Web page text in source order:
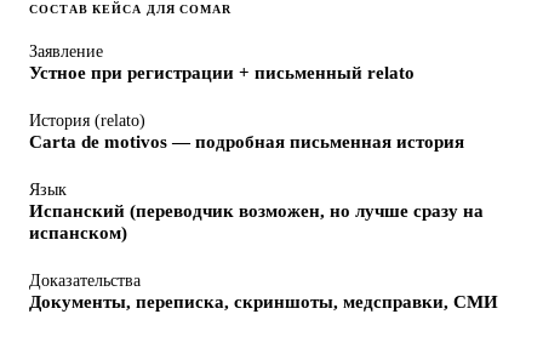
СОСТАВ КЕЙСА ДЛЯ COMAR
Заявление
Устное при регистрации + письменный relato
История (relato)
Carta de motivos — подробная письменная история
Язык
Испанский (переводчик возможен, но лучше сразу на
испанском)
Доказательства
Документы, переписка, скриншоты, медсправки, СМИ